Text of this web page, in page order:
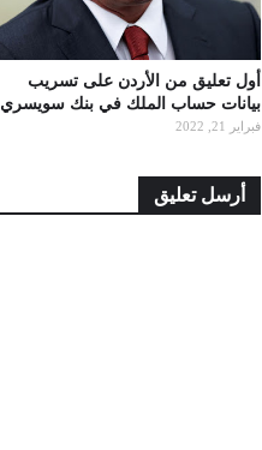
أول تعليق من الأردن على تسريب
بيانات حساب الملك في بنك سويسري
فبراير 21, 2022
أرسل تعليق